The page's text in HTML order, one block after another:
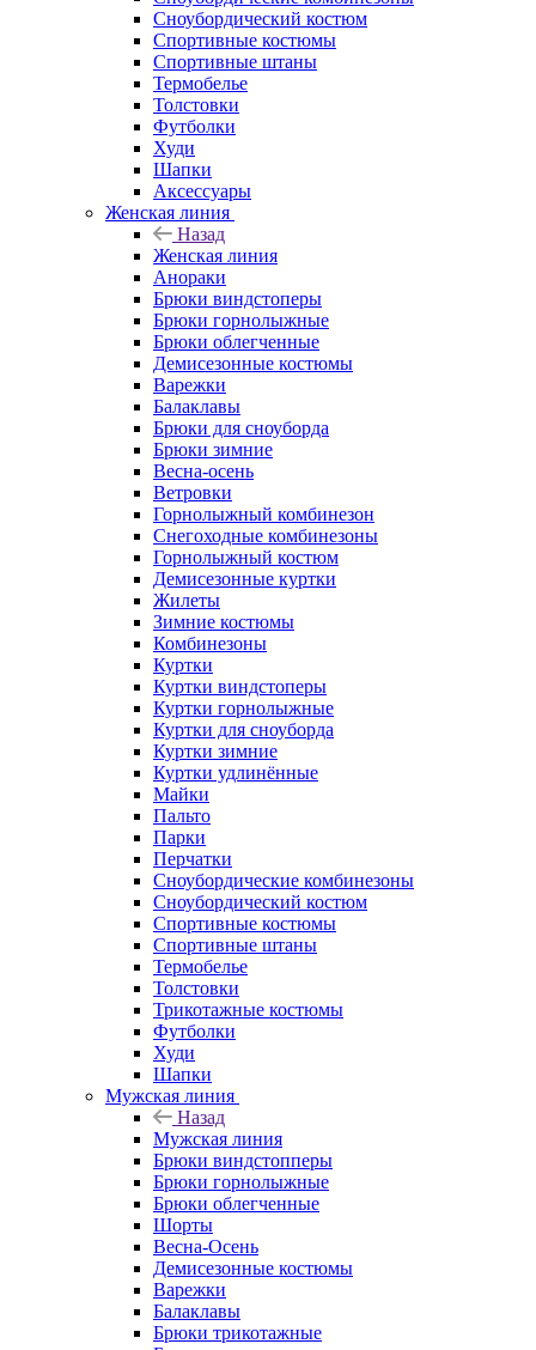
Сноубордический костюм
Спортивные костюмы
Спортивные штаны
Термобелье
Толстовки
Футболки
Худи
Шапки
Аксессуары
Женская линия
Назад
Женская линия
Анораки
Брюки виндстоперы
Брюки горнолыжные
Брюки облегченные
Демисезонные костюмы
Варежки
Балаклавы
Брюки для сноуборда
Брюки зимние
Весна-осень
Ветровки
Горнолыжный комбинезон
Снегоходные комбинезоны
Горнолыжный костюм
Демисезонные куртки
Жилеты
Зимние костюмы
Комбинезоны
Куртки
Куртки виндстоперы
Куртки горнолыжные
Куртки для сноуборда
Куртки зимние
Куртки удлинённые
Майки
Пальто
Парки
Перчатки
Сноубордические комбинезоны
Сноубордический костюм
Спортивные костюмы
Спортивные штаны
Термобелье
Толстовки
Трикотажные костюмы
Футболки
Худи
Шапки
Мужская линия
Назад
Мужская линия
Брюки виндстопперы
Брюки горнолыжные
Брюки облегченные
Шорты
Весна-Осень
Демисезонные костюмы
Варежки
Балаклавы
Брюки трикотажные